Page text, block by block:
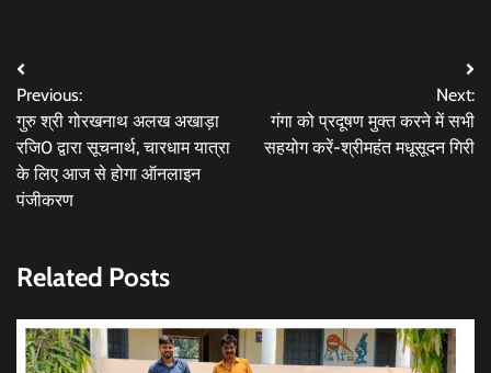
Post
navigation
Previous:
गुरु श्री गोरखनाथ अलख अखाड़ा
रजि0 द्वारा सूचनार्थ, चारधाम यात्रा
के लिए आज से होगा ऑनलाइन
पंजीकरण
Next:
गंगा को प्रदूषण मुक्त करने में सभी
सहयोग करें-श्रीमहंत मधूसूदन गिरी
Related Posts